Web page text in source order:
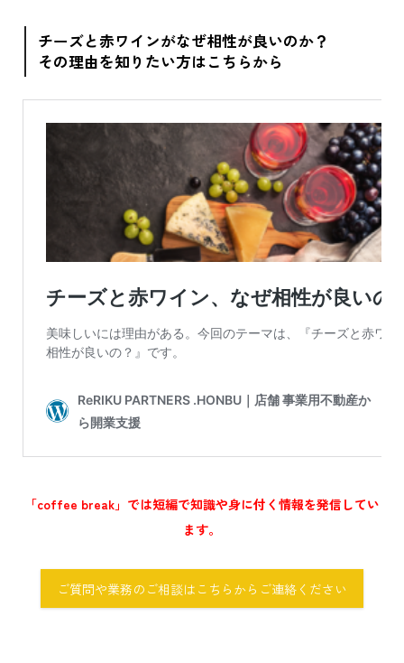
チーズと赤ワインがなぜ相性が良いのか？
その理由を知りたい方はこちらから
「coffee break」では短編で知識や身に付く情報を発信してい
ます。
ご質問や業務のご相談はこちらからご連絡ください